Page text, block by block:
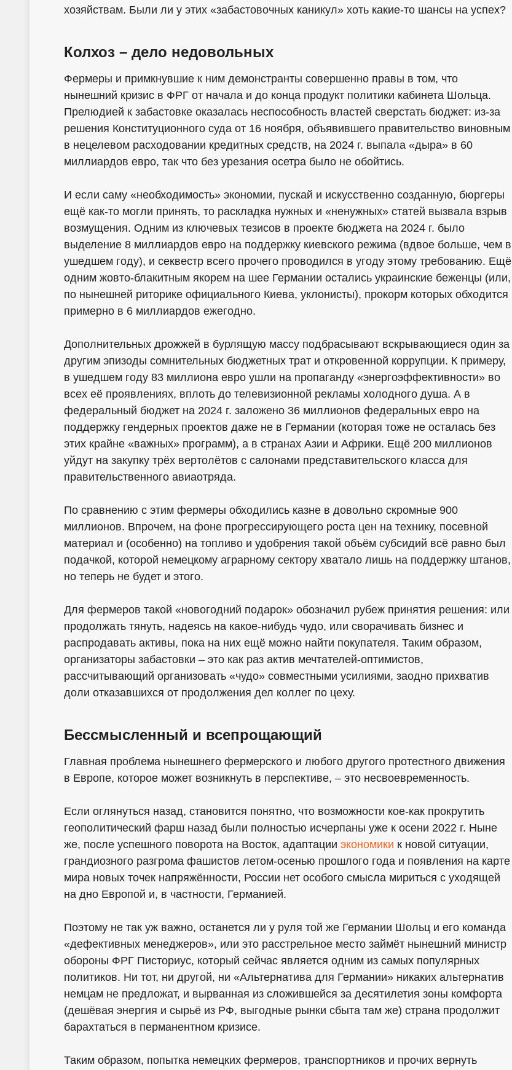
хозяйствам. Были ли у этих «забастовочных каникул» хоть какие-то шансы на успех?
Колхоз – дело недовольных
Фермеры и примкнувшие к ним демонстранты совершенно правы в том, что
нынешний кризис в ФРГ от начала и до конца продукт политики кабинета Шольца.
Прелюдией к забастовке оказалась неспособность властей сверстать бюджет: из-за
решения Конституционного суда от 16 ноября, объявившего правительство виновным
в нецелевом расходовании кредитных средств, на 2024 г. выпала «дыра» в 60
миллиардов евро, так что без урезания осетра было не обойтись.
И если саму «необходимость» экономии, пускай и искусственно созданную, бюргеры
ещё как-то могли принять, то раскладка нужных и «ненужных» статей вызвала взрыв
возмущения. Одним из ключевых тезисов в проекте бюджета на 2024 г. было
выделение 8 миллиардов евро на поддержку киевского режима (вдвое больше, чем в
ушедшем году), и секвестр всего прочего проводился в угоду этому требованию. Ещё
одним жовто-блакитным якорем на шее Германии остались украинские беженцы (или,
по нынешней риторике официального Киева, уклонисты), прокорм которых обходится
примерно в 6 миллиардов ежегодно.
Дополнительных дрожжей в бурлящую массу подбрасывают вскрывающиеся один за
другим эпизоды сомнительных бюджетных трат и откровенной коррупции. К примеру,
в ушедшем году 83 миллиона евро ушли на пропаганду «энергоэффективности» во
всех её проявлениях, вплоть до телевизионной рекламы холодного душа. А в
федеральный бюджет на 2024 г. заложено 36 миллионов федеральных евро на
поддержку гендерных проектов даже не в Германии (которая тоже не осталась без
этих крайне «важных» программ), а в странах Азии и Африки. Ещё 200 миллионов
уйдут на закупку трёх вертолётов с салонами представительского класса для
правительственного авиаотряда.
По сравнению с этим фермеры обходились казне в довольно скромные 900
миллионов. Впрочем, на фоне прогрессирующего роста цен на технику, посевной
материал и (особенно) на топливо и удобрения такой объём субсидий всё равно был
подачкой, которой немецкому аграрному сектору хватало лишь на поддержку штанов,
но теперь не будет и этого.
Для фермеров такой «новогодний подарок» обозначил рубеж принятия решения: или
продолжать тянуть, надеясь на какое-нибудь чудо, или сворачивать бизнес и
распродавать активы, пока на них ещё можно найти покупателя. Таким образом,
организаторы забастовки – это как раз актив мечтателей-оптимистов,
рассчитывающий организовать «чудо» совместными усилиями, заодно прихватив
доли отказавшихся от продолжения дел коллег по цеху.
Бессмысленный и всепрощающий
Главная проблема нынешнего фермерского и любого другого протестного движения
в Европе, которое может возникнуть в перспективе, – это несвоевременность.
Если оглянуться назад, становится понятно, что возможности кое-как прокрутить
геополитический фарш назад были полностью исчерпаны уже к осени 2022 г. Ныне
же, после успешного поворота на Восток, адаптации экономики к новой ситуации,
грандиозного разгрома фашистов летом-осенью прошлого года и появления на карте
мира новых точек напряжённости, России нет особого смысла мириться с уходящей
на дно Европой и, в частности, Германией.
Поэтому не так уж важно, останется ли у руля той же Германии Шольц и его команда
«дефективных менеджеров», или это расстрельное место займёт нынешний министр
обороны ФРГ Писториус, который сейчас является одним из самых популярных
политиков. Ни тот, ни другой, ни «Альтернатива для Германии» никаких альтернатив
немцам не предложат, и вырванная из сложившейся за десятилетия зоны комфорта
(дешёвая энергия и сырьё из РФ, выгодные рынки сбыта там же) страна продолжит
барахтаться в перманентном кризисе.
Таким образом, попытка немецких фермеров, транспортников и прочих вернуть